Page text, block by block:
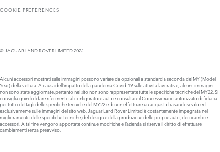
COOKIE PREFERENCES
© JAGUAR LAND ROVER LIMITED 2026
Alcuni accessori mostrati sulle immagini possono variare da opzionali a standard a seconda del MY (Model
Year) della vettura. A causa dell’impatto della pandemia Covid-19 sulle attività lavorative, alcune immagini
non sono state aggiornate, pertanto nel sito non sono rappresentate tutte le specifiche tecniche del MY22. Si
consiglia quindi di fare riferimento al configuratore auto e consultare il Concessionario autorizzato di fiducia
per tutti i dettagli delle specifiche tecniche del MY22 e di non effettuare un acquisto basandosi solo ed
esclusivamente sulle immagini del sito web. Jaguar Land Rover Limited è costantemente impegnata nel
miglioramento delle specifiche tecniche, del design e della produzione delle proprie auto, dei ricambi e
accessori. A tal fine vengono apportate continue modifiche e l’azienda si riserva il diritto di effettuare
cambiamenti senza preavviso.